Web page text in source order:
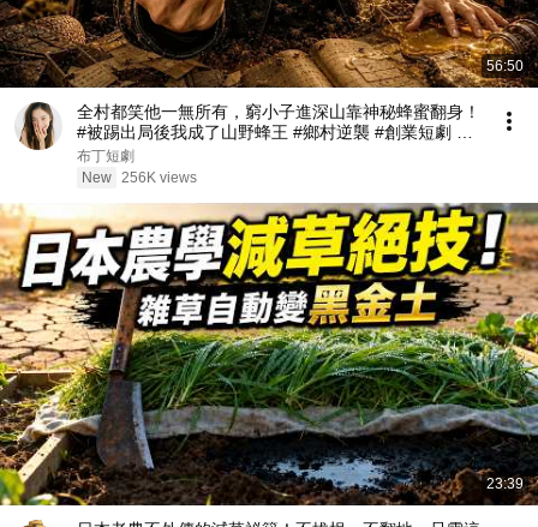
56:50
全村都笑他一無所有，窮小子進深山靠神秘蜂蜜翻身！
#被踢出局後我成了山野蜂王 #鄉村逆襲 #創業短劇 #
養蜂致富 #窮小子逆襲 #打臉爽劇 #白手起家 #人生翻
盤 #熱門短劇
布丁短劇
New 256K views
23:39